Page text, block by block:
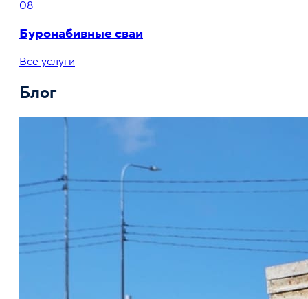
08
Буронабивные сваи
Все услуги
Блог